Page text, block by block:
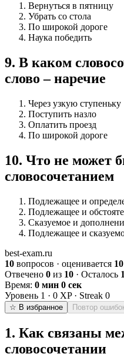
Вернуться в пятницу
Убрать со стола
По широкой дороге
Наука победить
9. В каком
слово – наречие
Через узкую ступеньку
Поступить назло
Оплатить проезд
По широкой дороге
10. Что не может
словосочетанием
Подлежащее и
Подлежащее и
Сказуемое и
Подлежащее и
best-exam.ru
10 вопросов · оценивается 10
Отвечено 0 из 10 · Осталось
Время: 0 мин 0 сек
Уровень 1 · 0 XP · Streak 0
☆ В избранное Повтор
1. Как связаны
словосочетании